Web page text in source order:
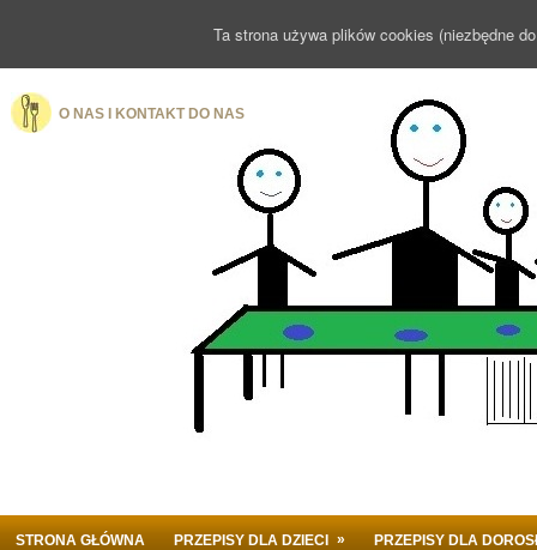
O NAS I KONTAKT DO NAS
STRONA GŁÓWNA PRZEPISY DLA DZIECI » PRZEPISY DLA
Ta strona używa plików cookies (niezbędne